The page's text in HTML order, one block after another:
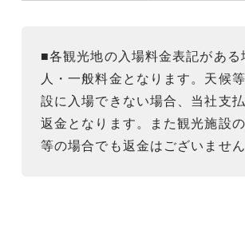
■各観光地の入場料金表記がある
人・一般料金となります。天候
設に入場できない場合、当社支
返金となります。また観光施設
等の場合でも返金はございません